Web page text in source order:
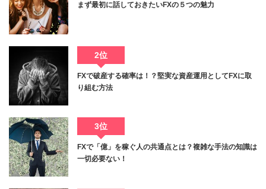
まず最初に話しておきたいFXの５つの魅力
2位
FXで破産する確率は！？堅実な資産運用としてFXに取
り組む方法
3位
FXで「億」を稼ぐ人の共通点とは？複雑な手法の知識は
一切必要ない！